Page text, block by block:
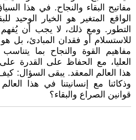
مفاتيح البقاء والنجاح. في هذا
الواقع المتغير هو الخيار الوحيد
التطور. ومع ذلك، لا يجب أن
للاستسلام أو فقدان المبادئ، بل
مفاهيم القوة والنجاح بما يتناسب
العليا، مع الحفاظ على القدرة على
هذا العالم المعقد. يبقى السؤال: كيف
وذكائنا مع إنسانيتنا في هذا
قوانين الصراع والبقاء؟